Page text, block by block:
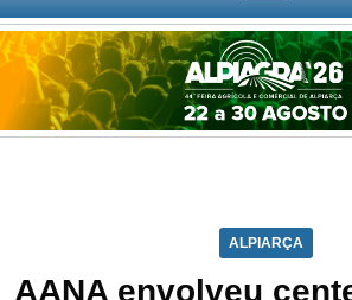
ALPIARÇA
AANA envolveu